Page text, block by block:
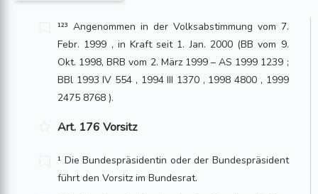
¹²³ Angenommen in der Volksabstimmung vom 7.
Febr. 1999 , in Kraft seit 1. Jan. 2000 (BB vom 9.
Okt. 1998, BRB vom 2. März 1999 – AS 1999 1239 ;
BBl 1993 IV 554 , 1994 III 1370 , 1998 4800 , 1999
2475 8768 ).
Art. 176 Vorsitz
¹ Die Bundespräsidentin oder der Bundespräsident
führt den Vorsitz im Bundesrat.